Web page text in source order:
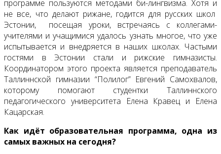
программе пользуются методами би-лингвизма. Хотя и
не все, что делают рижане, годится для русских школ
Эстонии, посещая уроки, встречаясь с коллегами-
учителями и учащимися удалось узнать многое, что уже
испытывается и внедряется в наших школах. Частыми
гостями в Эстонии стали и рижские гимназисты.
Координатором этого проекта является преподаватель
Таллиннской гимназии “Полилог” Евгений Самохвалов,
которому помогают студентки Таллиннского
педагогического университета Елена Кравец и Елена
Кацарская.
Как идёт образовательная программа, одна из
самых важных на сегодня?